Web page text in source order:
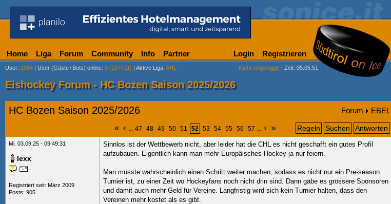
Home Liga Forum Community Info Partner Login Registrieren
User: 2064 | User (Gäste/ Bots) online: 0 (107/ 11) | Aktive Liga: AHL Nicht eingeloggt! | Zeit: 05:05:51
Eishockey Forum - HC Bozen Saison 2025/2026
HC Bozen Saison 2025/2026 Forum EBEL
« ‹ ... 47 48 49 50 51 52 53 54 55 56 57 ... › » Regeln Suchen Antworten
Mi. 03.09.25 - 09:49:31
lexx
Registriert seit: März 2009
Posts: 905
Sinnlos ist der Wettbewerb nicht, aber leider hat die CHL es nicht geschafft ein gutes Profil
aufzubauen. Eigentlich kann man mehr Europäisches Hockey ja nur feiern.
Man müsste wahrscheinlich einen Schritt weiter machen, sodass es nicht nur ein Pre-season
Turnier ist, zu einer Zeit wo Hockeyfans noch nicht drin sind. Dann gäbe es grössere Sponsoren
und damit auch mehr Geld für Vereine. Langfristig wird sich kein Turnier halten, dass den
Vereinen mehr kostet als es gibt.